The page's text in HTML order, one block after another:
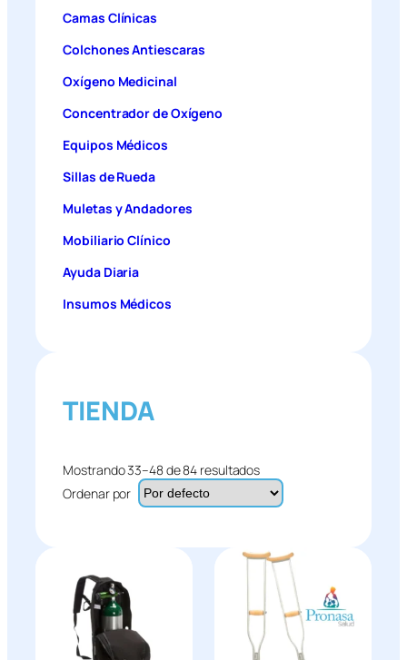
Camas Clínicas
Colchones Antiescaras
Oxígeno Medicinal
Concentrador de Oxígeno
Equipos Médicos
Sillas de Rueda
Muletas y Andadores
Mobiliario Clínico
Ayuda Diaria
Insumos Médicos
TIENDA
Mostrando 33–48 de 84 resultados
Ordenar por